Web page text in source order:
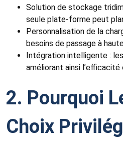
Solution de stockage
seule plate-forme peut
Personnalisation de la
besoins de passage à
Intégration intelligente :
améliorant ainsi l’efficacité
2. Pourquoi
Choix